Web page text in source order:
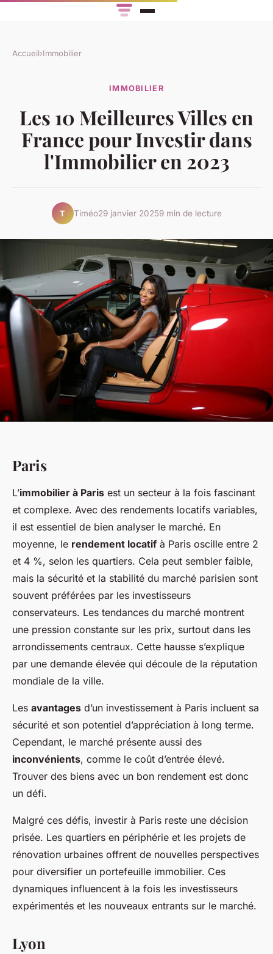
Accueil›Immobilier
IMMOBILIER
Les 10 Meilleures Villes en
France pour Investir dans
l'Immobilier en 2023
T Timéo29 janvier 20259 min de lecture
Paris
L’immobilier à Paris est un secteur à la fois fascinant
et complexe. Avec des rendements locatifs variables,
il est essentiel de bien analyser le marché. En
moyenne, le rendement locatif à Paris oscille entre 2
et 4 %, selon les quartiers. Cela peut sembler faible,
mais la sécurité et la stabilité du marché parisien sont
souvent préférées par les investisseurs
conservateurs. Les tendances du marché montrent
une pression constante sur les prix, surtout dans les
arrondissements centraux. Cette hausse s’explique
par une demande élevée qui découle de la réputation
mondiale de la ville.
Les avantages d’un investissement à Paris incluent sa
sécurité et son potentiel d’appréciation à long terme.
Cependant, le marché présente aussi des
inconvénients, comme le coût d’entrée élevé.
Trouver des biens avec un bon rendement est donc
un défi.
Malgré ces défis, investir à Paris reste une décision
prisée. Les quartiers en périphérie et les projets de
rénovation urbaines offrent de nouvelles perspectives
pour diversifier un portefeuille immobilier. Ces
dynamiques influencent à la fois les investisseurs
expérimentés et les nouveaux entrants sur le marché.
Lyon